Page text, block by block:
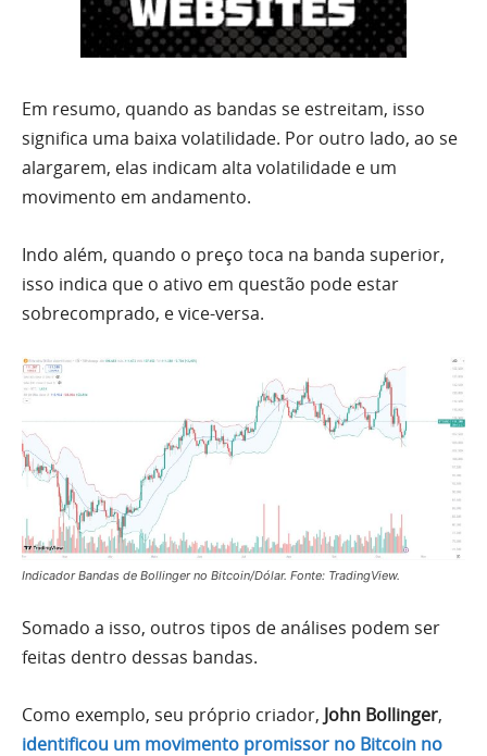
Em resumo, quando as bandas se estreitam, isso
significa uma baixa volatilidade. Por outro lado, ao se
alargarem, elas indicam alta volatilidade e um
movimento em andamento.
Indo além, quando o preço toca na banda superior,
isso indica que o ativo em questão pode estar
sobrecomprado, e vice-versa.
Indicador Bandas de Bollinger no Bitcoin/Dólar. Fonte: TradingView.
Somado a isso, outros tipos de análises podem ser
feitas dentro dessas bandas.
Como exemplo, seu próprio criador, John Bollinger,
identificou um movimento promissor no Bitcoin no